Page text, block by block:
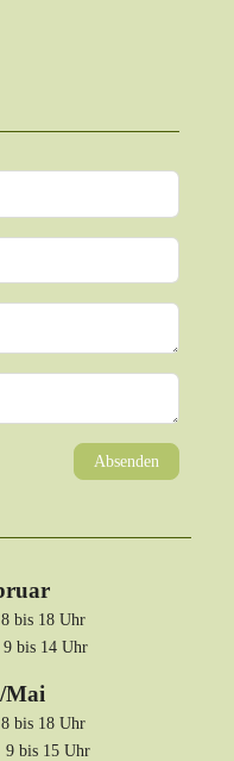
Absenden
18 Uhr
14 Uhr
Mai
18 Uhr
15 Uhr